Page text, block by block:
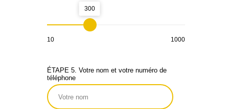
300
10 1000
ÉTAPE 5. Votre nom et votre numéro de
téléphone